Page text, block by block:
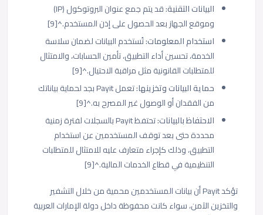
البيانات التقنية:
قد يتم جمع عنوان البروتوكول (IP)
وموقع الجهاز بعد الحصول على إذن المستخدم.^[9]
استخدام المعلومات:تُستخدم البيانات لضمان سلاسة
الخدمة، تحسين أداء التطبيق، تأمين الحسابات، والامتثال
للمتطلبات القانونية مثل مراقبة الاحتيال.^[9]
حماية البيانات وتخزينها:
تعمل Payit بجد لحماية بياناتك
من الفقدان أو الوصول غير المصرح به.^[9]
الاحتفاظ بالبيانات:
تحتفظ Payit بالسجلات لفترة زمنية
محددة حتى بعد توقف المستخدمين عن استخدام
التطبيق، وذلك كإجراء متعارف عليه للامتثال للمتطلبات
التنظيمية في قطاع الخدمات المالية.^[9]
تؤكد Payit أن بيانات المستخدمين محمية من خلال التشفير
والتخزين الآمن، سواء كانت محفوظة داخل دولة الإمارات العربية